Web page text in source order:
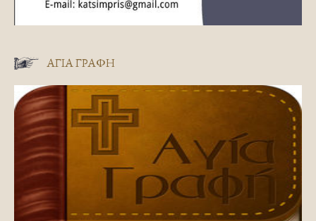
ΑΓΊΑ ΓΡΑΦΉ